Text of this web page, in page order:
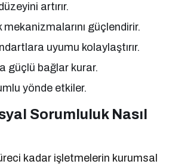
artırır.
güçlendirir.
uyumu kolaylaştırır.
güçlü bağlar kurar.
yönde etkiler.
Sorumluluk Nasıl
kadar işletmelerin kurumsal